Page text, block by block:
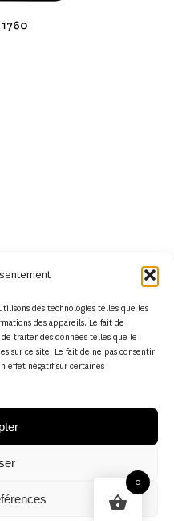
des technologies telles que les
des appareils. Le fait de
traiter des données telles que le
sur ce site. Le fait de ne pas consentir
effet négatif sur certaines
0